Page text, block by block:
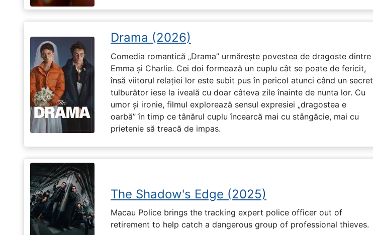
Drama (2026)
Comedia romantică „Drama” urmărește povestea de dragoste dintre
Emma și Charlie. Cei doi formează un cuplu cât se poate de fericit,
însă viitorul relației lor este subit pus în pericol atunci când un secret
tulburător iese la iveală cu doar câteva zile înainte de nunta lor. Cu
umor și ironie, filmul explorează sensul expresiei „dragostea e
oarbă” în timp ce tânărul cuplu încearcă mai cu stângăcie, mai cu
prietenie să treacă de impas.
The Shadow's Edge (2025)
Macau Police brings the tracking expert police officer out of
retirement to help catch a dangerous group of professional thieves.